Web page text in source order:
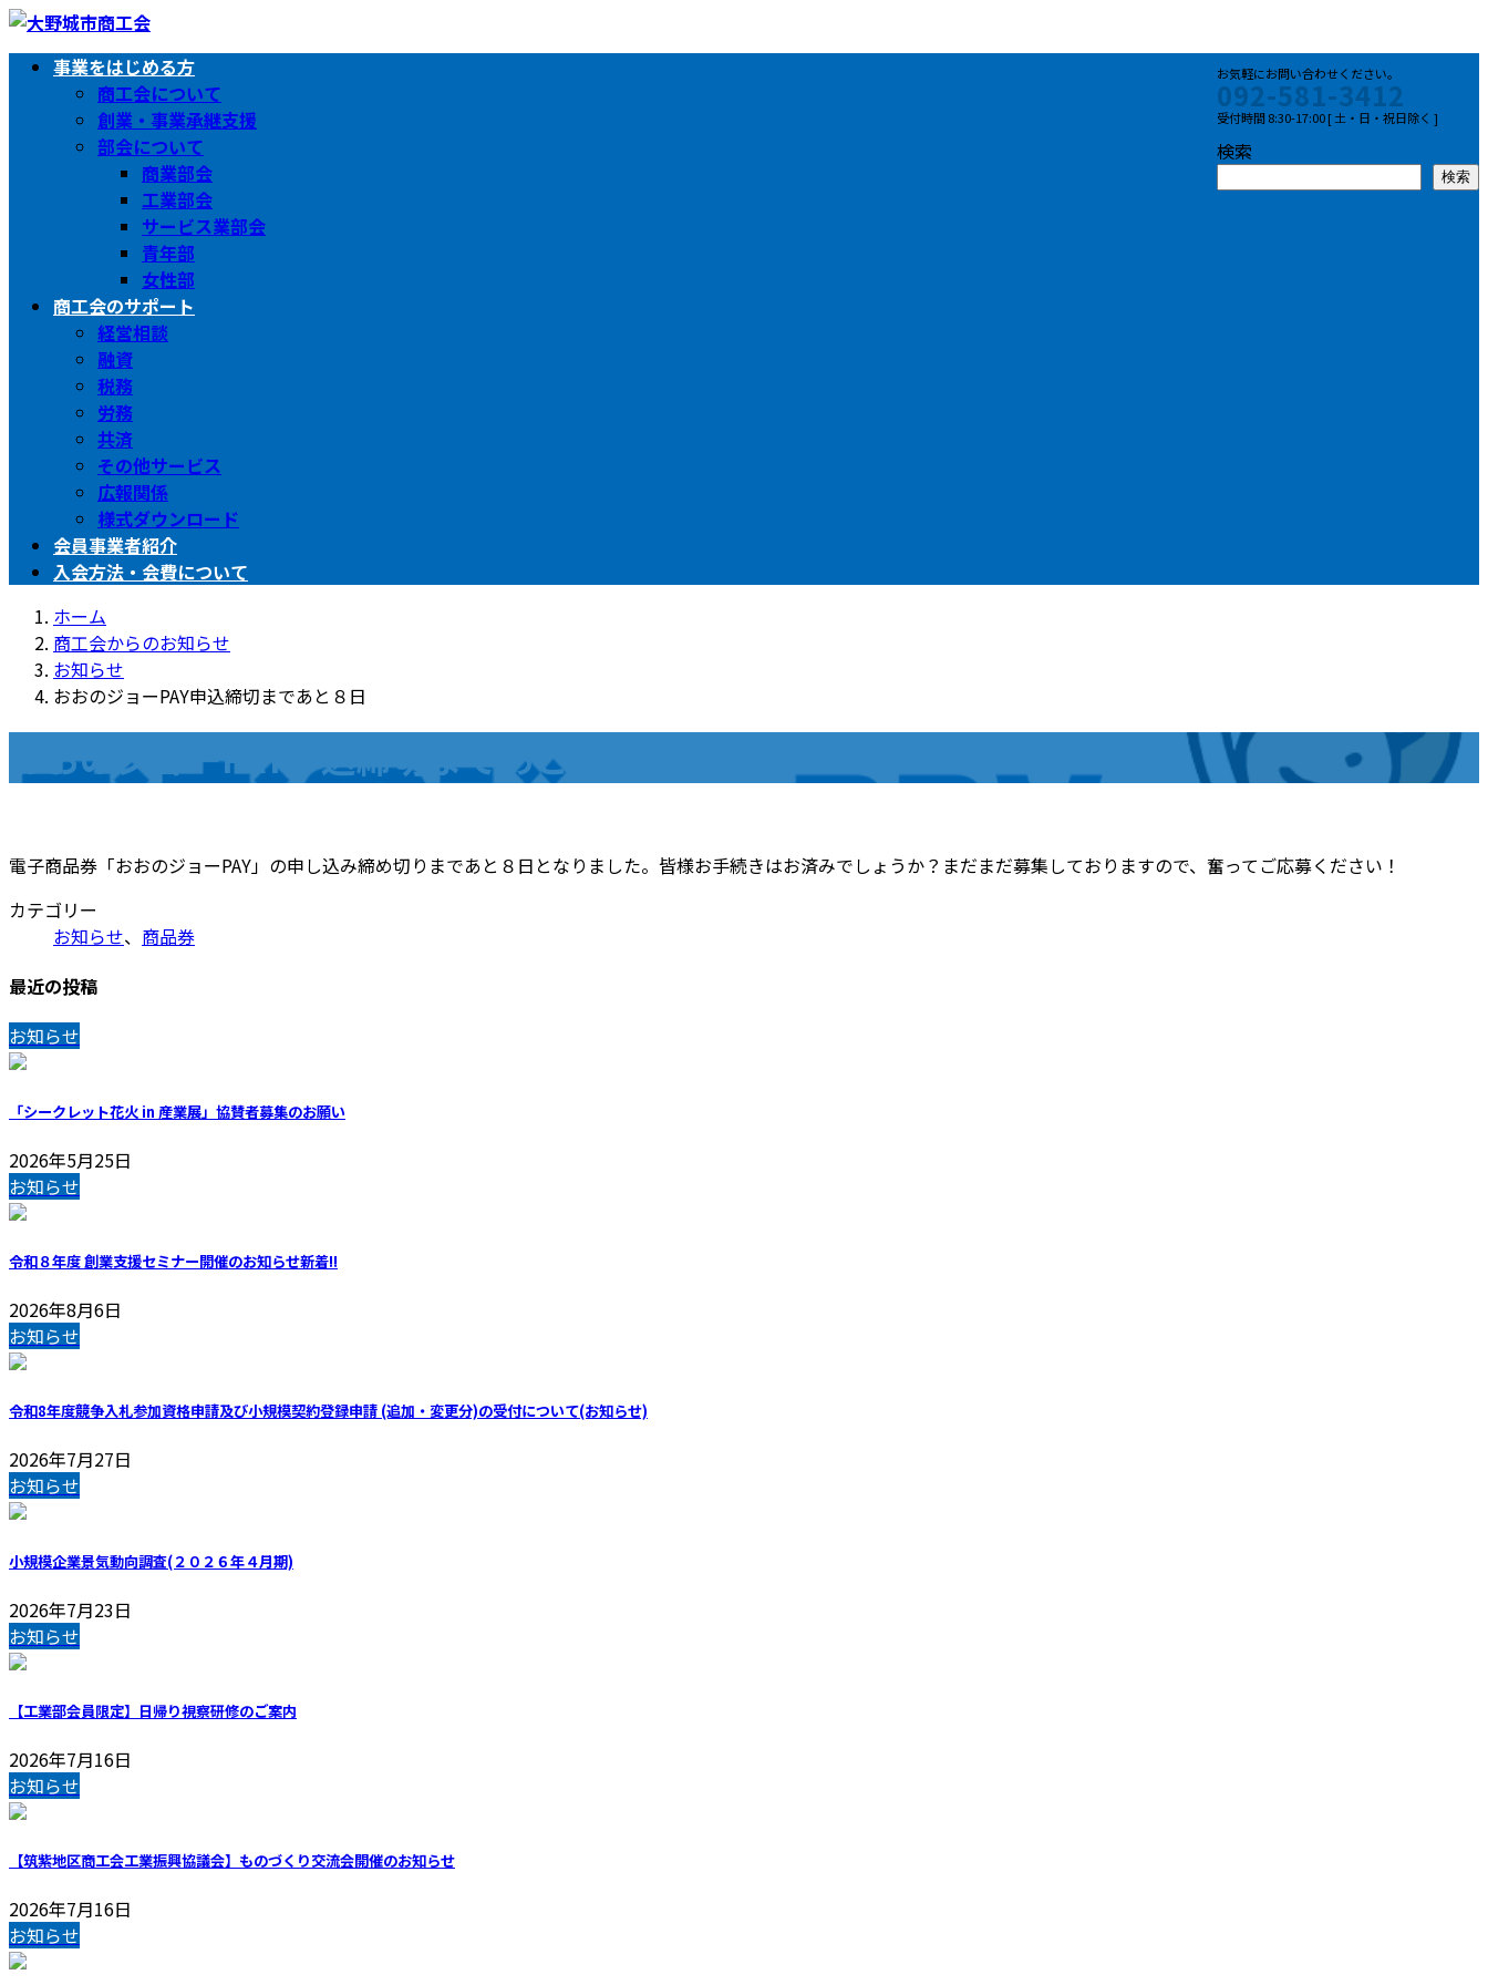
コ
ン
ナ
ビ
お気軽にお問い合わせください。
092-581-3412
受付時間 8:30-17:00 [ 土・日・祝日除く ]
検索
検索
事業をはじめる方
商工会について
創業・事業承継支援
部会について
商業部会
工業部会
サービス業部会
青年部
女性部
商工会のサポート
経営相談
融資
税務
労務
共済
その他サービス
広報関係
様式ダウンロード
会員事業者紹介
入会方法・会費について
ホーム
商工会からのお知らせ
お知らせ
おおのジョーPAY申込締切まであと８日
おおのジョーPAY申込締切まであと８日
電子商品券「おおのジョーPAY」の申し込み締め切りまであと８日となりました。皆様お手続きはお済みでしょうか？まだまだ募集しておりますので、奮ってご応募ください！
カテゴリー
お知らせ、 商品券
最近の投稿
お知らせ
「シークレット花火 in 産業展」協賛者募集のお願い
2026年5月25日
お知らせ
令和８年度 創業支援セミナー開催のお知らせ新着!!
2026年8月6日
お知らせ
令和8年度競争入札参加資格申請及び小規模契約登録申請 (追加・変更分)の受付について(お知らせ)
2026年7月27日
お知らせ
小規模企業景気動向調査(２０２６年４月期)
2026年7月23日
お知らせ
【工業部会員限定】日帰り視察研修のご案内
2026年7月16日
お知らせ
【筑紫地区商工会工業振興協議会】ものづくり交流会開催のお知らせ
2026年7月16日
お知らせ